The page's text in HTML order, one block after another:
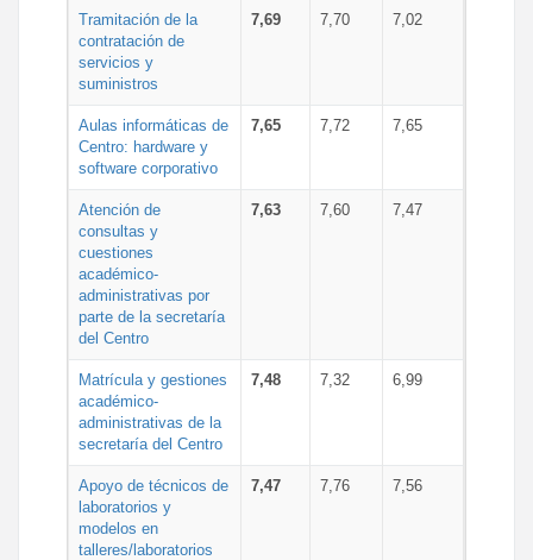
Tramitación de la
contratación de
servicios y
suministros
7,69 7,70 7,02
Aulas informáticas de
Centro: hardware y
software corporativo
7,65 7,72 7,65
Atención de
consultas y
cuestiones
académico-
administrativas por
parte de la secretaría
del Centro
7,63 7,60 7,47
Matrícula y gestiones
académico-
administrativas de la
secretaría del Centro
7,48 7,32 6,99
Apoyo de técnicos de
laboratorios y
modelos en
talleres/laboratorios
7,47 7,76 7,56